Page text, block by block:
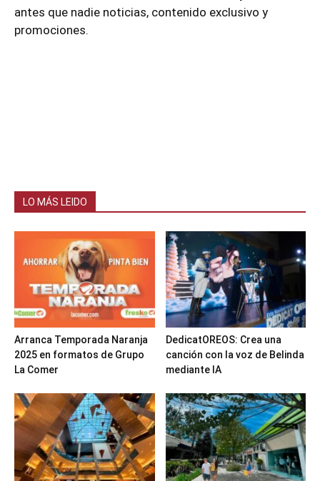
antes que nadie noticias, contenido exclusivo y
promociones.
LO MÁS LEIDO
Arranca Temporada Naranja
2025 en formatos de Grupo
La Comer
DedicatOREOS: Crea una
canción con la voz de Belinda
mediante IA